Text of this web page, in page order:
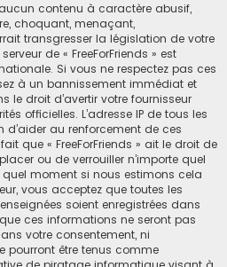
contenu à caractère abusif,
choquant, menaçant,
transgresser la législation de votre
de « FreeForFriends » est
Si vous ne respectez pas ces
à un bannissement immédiat et
le droit d’avertir votre fournisseur
officielles. L’adresse IP de tous les
d’aider au renforcement de ces
que « FreeForFriends » ait le droit de
ou de verrouiller n’importe quel
quel moment si nous estimons cela
vous acceptez que toutes les
soient enregistrées dans
ces informations ne seront pas
votre consentement, ni
pourront être tenus comme